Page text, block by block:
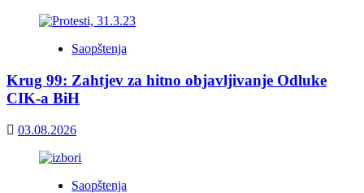
Saopštenja
Krug 99: Zahtjev za hitno objavljivanje Odluke
CIK-a BiH
03.08.2026
Saopštenja